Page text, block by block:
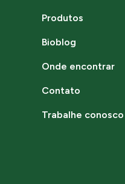
Produtos
Bioblog
Onde encontrar
Contato
Trabalhe conosco